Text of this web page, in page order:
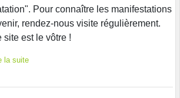
Pour connaître les manifestations
rendez-nous visite régulièrement.
site est le vôtre !
la suite